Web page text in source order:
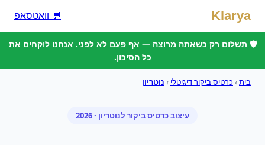
Klarya 💬 וואטסאפ
🛡️ תשלום רק כשאתה מרוצה — אף פעם לא לפני. אנחנו לוקחים את
כל הסיכון.
בית› כרטיס ביקור דיגיטלי › נוטריון
עיצוב כרטיס ביקורלנוטריון · 2026